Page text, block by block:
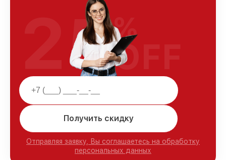
Получить скидку
Отправляя заявку, Вы соглашаетесь на обработку
персональных данных
25%
OFF